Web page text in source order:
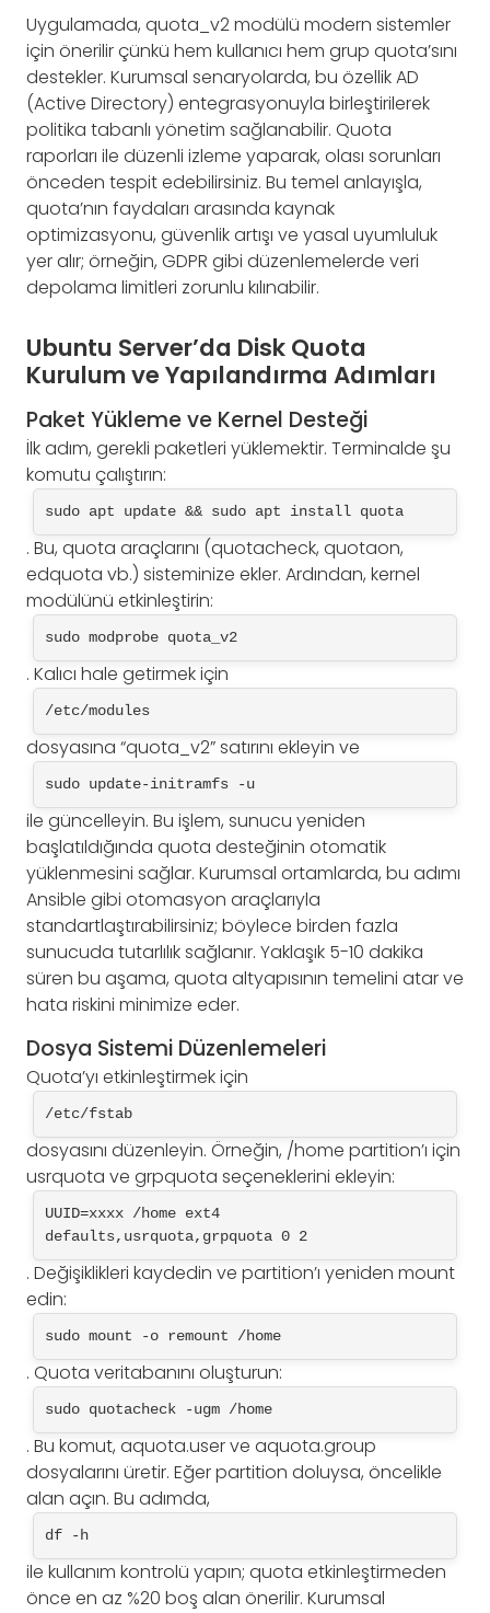
Uygulamada, quota_v2 modülü modern sistemler
için önerilir çünkü hem kullanıcı hem grup quota’sını
destekler. Kurumsal senaryolarda, bu özellik AD
(Active Directory) entegrasyonuyla birleştirilerek
politika tabanlı yönetim sağlanabilir. Quota
raporları ile düzenli izleme yaparak, olası sorunları
önceden tespit edebilirsiniz. Bu temel anlayışla,
quota’nın faydaları arasında kaynak
optimizasyonu, güvenlik artışı ve yasal uyumluluk
yer alır; örneğin, GDPR gibi düzenlemelerde veri
depolama limitleri zorunlu kılınabilir.
Ubuntu Server’da Disk Quota
Kurulum ve Yapılandırma Adımları
Paket Yükleme ve Kernel Desteği
İlk adım, gerekli paketleri yüklemektir. Terminalde şu
komutu çalıştırın:
sudo apt update && sudo apt install quota
. Bu, quota araçlarını (quotacheck, quotaon,
edquota vb.) sisteminize ekler. Ardından, kernel
modülünü etkinleştirin:
sudo modprobe quota_v2
. Kalıcı hale getirmek için
/etc/modules
dosyasına “quota_v2” satırını ekleyin ve
sudo update-initramfs -u
ile güncelleyin. Bu işlem, sunucu yeniden
başlatıldığında quota desteğinin otomatik
yüklenmesini sağlar. Kurumsal ortamlarda, bu adımı
Ansible gibi otomasyon araçlarıyla
standartlaştırabilirsiniz; böylece birden fazla
sunucuda tutarlılık sağlanır. Yaklaşık 5-10 dakika
süren bu aşama, quota altyapısının temelini atar ve
hata riskini minimize eder.
Dosya Sistemi Düzenlemeleri
Quota’yı etkinleştirmek için
/etc/fstab
dosyasını düzenleyin. Örneğin, /home partition’ı için
usrquota ve grpquota seçeneklerini ekleyin:
UUID=xxxx /home ext4
defaults,usrquota,grpquota 0 2
. Değişiklikleri kaydedin ve partition’ı yeniden mount
edin:
sudo mount -o remount /home
. Quota veritabanını oluşturun:
sudo quotacheck -ugm /home
. Bu komut, aquota.user ve aquota.group
dosyalarını üretir. Eğer partition doluysa, öncelikle
alan açın. Bu adımda,
df -h
ile kullanım kontrolü yapın; quota etkinleştirmeden
önce en az %20 boş alan önerilir. Kurumsal